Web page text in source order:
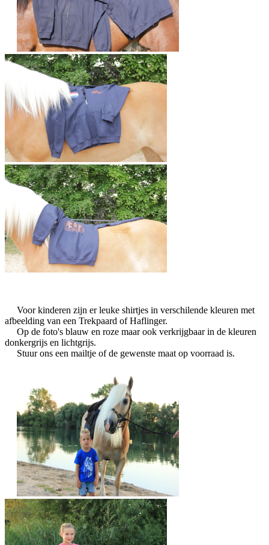
Voor kinderen zijn er leuke shirtjes in verschilende kleuren met
afbeelding van een Trekpaard of Haflinger.
Op de foto's blauw en roze maar ook verkrijgbaar in de kleuren
donkergrijs en lichtgrijs.
Stuur ons een mailtje of de gewenste maat op voorraad is.